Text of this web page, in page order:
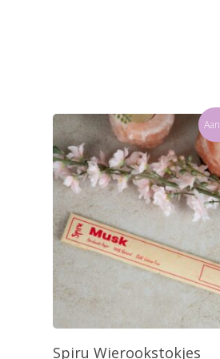
Toevoegen Aan
Spiru Wierookstokjes